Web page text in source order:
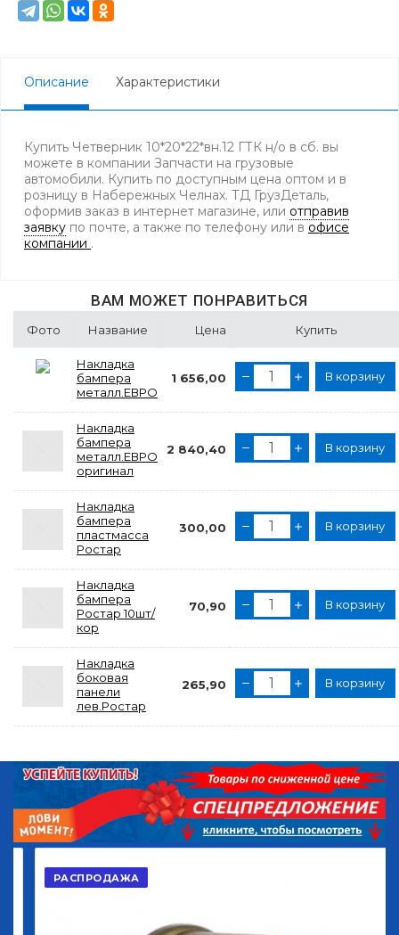
Описание Характеристики
Купить Четверник 10*20*22*вн.12 ГТК н/о в сб. вы
можете в компании Запчасти на грузовые
автомобили. Купить по доступным цена оптом и в
розницу в Набережных Челнах. ТД ГрузДеталь,
оформив заказ в интернет магазине, или отправив
заявку по почте, а также по телефону или в офисе
компании .
ВАМ МОЖЕТ ПОНРАВИТЬСЯ
Фото Название Цена Купить
Накладка
бампера
металл.ЕВРО
1 656,00 В корзину
Накладка
бампера
металл.ЕВРО
оригинал
2 840,40 В корзину
Накладка
бампера
пластмасса
Ростар
300,00 В корзину
Накладка
бампера
Ростар 10шт/
кор
70,90 В корзину
Накладка
боковая
панели
лев.Ростар
265,90 В корзину
РАСПРОДАЖА